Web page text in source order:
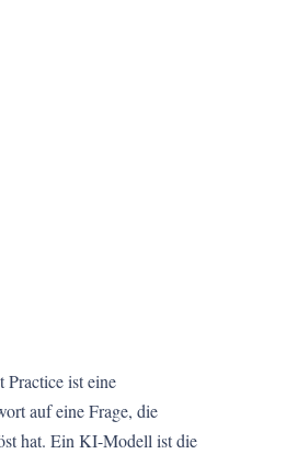
Practice ist eine
auf eine Frage, die
hat. Ein KI-Modell ist die